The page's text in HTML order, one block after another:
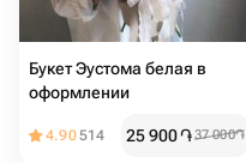
Букет Эустома белая в
оформлении
4.90514 25 900֏37 000֏